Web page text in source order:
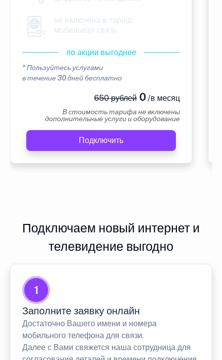
не включена в тариф
мобильная связь
по акции выгоднее
* Пользуйтесь услугами
в течение 30 дней бесплатно
650 рублей0 /в месяц
В стоимость тарифа не включены
дополнительные услуги и оборудование
Подключить
Подключаем новый интернет и
телевидение выгодно
1
Заполните заявку онлайн
Достаточно Вашего имени и номера
мобильного телефона для связи.
Далее с Вами свяжется наша сотрудница для